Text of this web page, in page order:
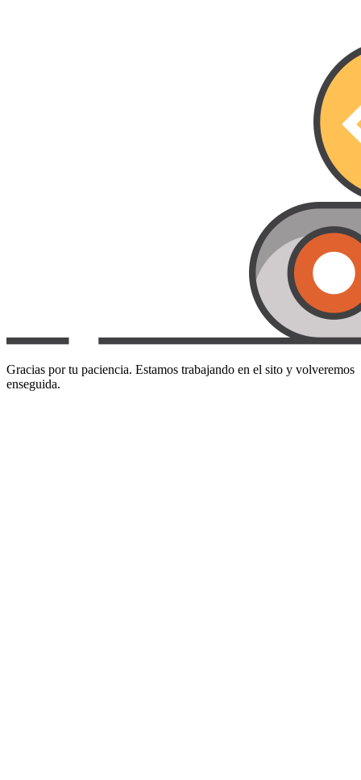
Gracias por tu paciencia. Estamos trabajando en el sito y volveremos
enseguida.